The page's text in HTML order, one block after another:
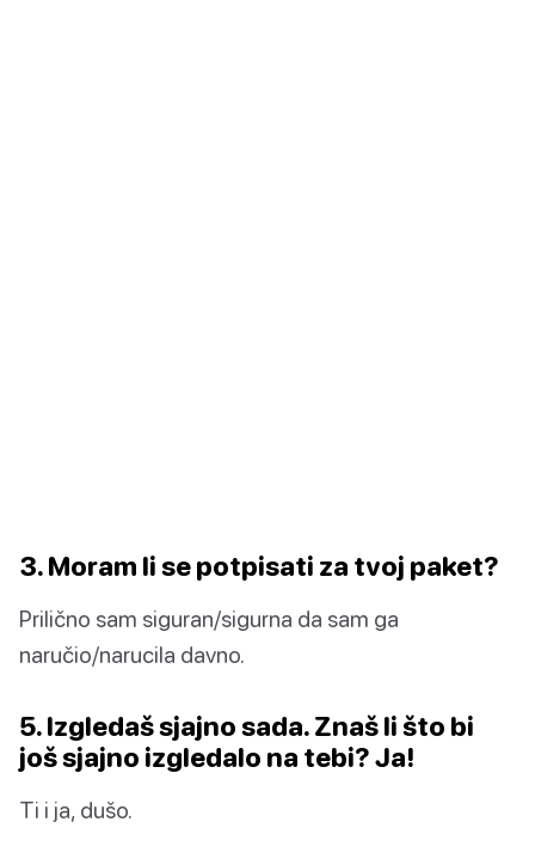
3. Moram li se potpisati za tvoj paket?
Prilično sam siguran/sigurna da sam ga
naručio/narucila davno.
5. Izgledaš sjajno sada. Znaš li što bi
još sjajno izgledalo na tebi? Ja!
Ti i ja, dušo.